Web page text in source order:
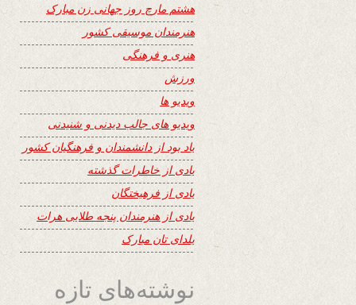
هشتم مارچ روز جهانی زن مبارک
هنرمندان موسیقی کشور
هنری و فرهنگی
ورزش
ویدیو ها
ویدیو های جالب دیدنی و شنیدنی
یاد بود از دانشمندان و فرهنگیان کشور
یادی از خاطرات گذشته
یادی از فرهیختگان
یادی از هنرمندان پنجه طلایی هرات
یلدای تان مبارک
نوشته‌های تازه